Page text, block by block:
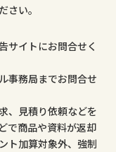
さい。
サイトにお問合せく
事務局までお問合せ
、見積り依頼などを
で商品や資料が返却
ト加算対象外、強制